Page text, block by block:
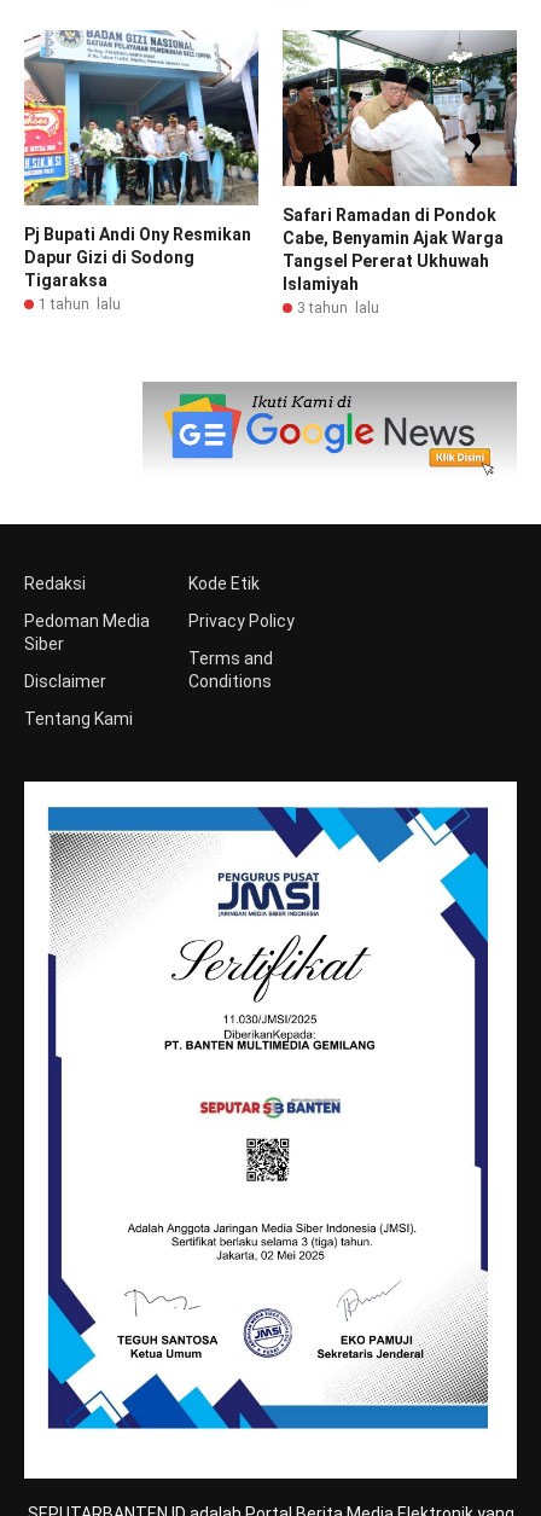
Pj Bupati Andi Ony Resmikan
Dapur Gizi di Sodong
Tigaraksa
1 tahun lalu
Safari Ramadan di Pondok
Cabe, Benyamin Ajak Warga
Tangsel Pererat Ukhuwah
Islamiyah
3 tahun lalu
Redaksi
Pedoman Media
Siber
Disclaimer
Tentang Kami
Kode Etik
Privacy Policy
Terms and
Conditions